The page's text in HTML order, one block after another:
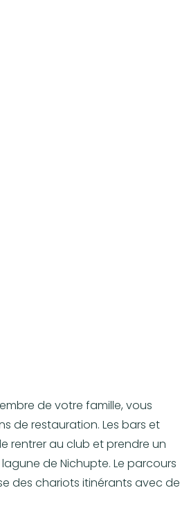
de votre famille, vous
de restauration. Les bars et
rentrer au club et prendre un
de Nichupte. Le parcours
des chariots itinérants avec de